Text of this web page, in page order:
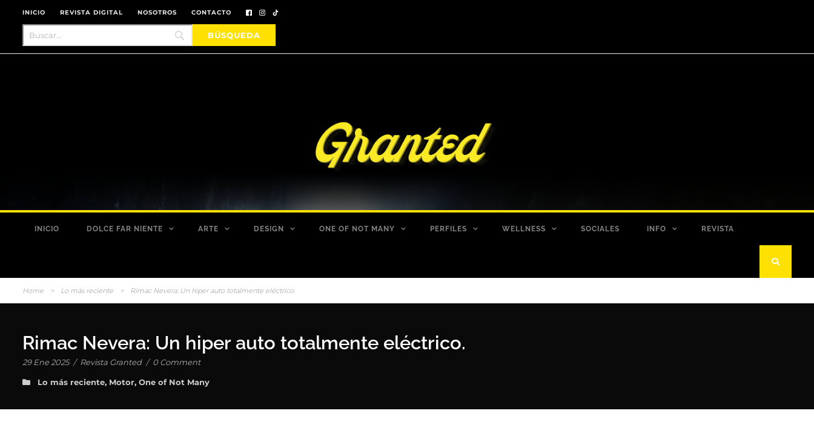
INICIO REVISTA DIGITAL NOSOTROS CONTACTO
INICIO DOLCE FAR NIENTE ARTE DESIGN ONE OF NOT MANY PERFILES WELLNESS SOCIALES INFO REVISTA
Home > Lo más reciente > Rimac Nevera: Un hiper auto totalmente eléctrico.
Rimac Nevera: Un hiper auto totalmente eléctrico.
29 Ene 2025 / Revista Granted / 0 Comment
Lo más reciente, Motor, One of Not Many